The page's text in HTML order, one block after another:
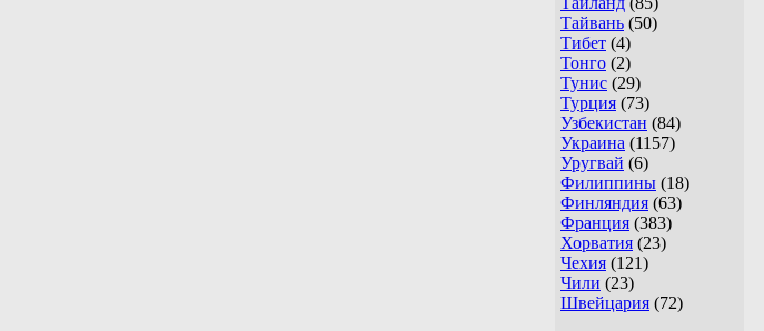
Тайвань (50)
Тибет (4)
Тонго (2)
Тунис (29)
Турция (73)
Узбекистан (84)
Украина (1157)
Уругвай (6)
Филиппины (18)
Финляндия (63)
Франция (383)
Хорватия (23)
Чехия (121)
Чили (23)
Швейцария (72)